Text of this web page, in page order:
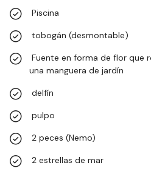
Piscina
tobogán (desmontable)
Fuente en forma de flor que
una manguera de jardín
delfín
pulpo
2 peces (Nemo)
2 estrellas de mar